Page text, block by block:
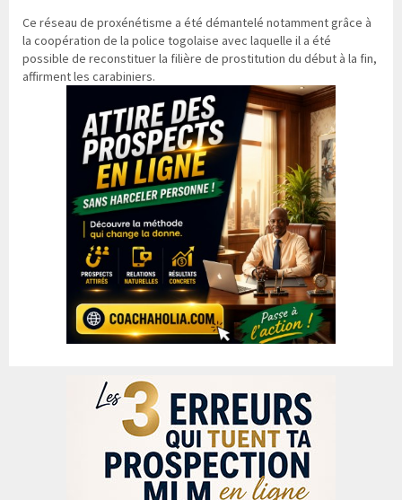
Ce réseau de proxénétisme a été démantelé notamment grâce à
la coopération de la police togolaise avec laquelle il a été
possible de reconstituer la filière de prostitution du début à la fin,
affirment les carabiniers.